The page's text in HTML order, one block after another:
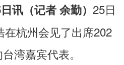
讯（记者 余勤） 25日
在杭州会见了出席202
湾嘉宾代表。